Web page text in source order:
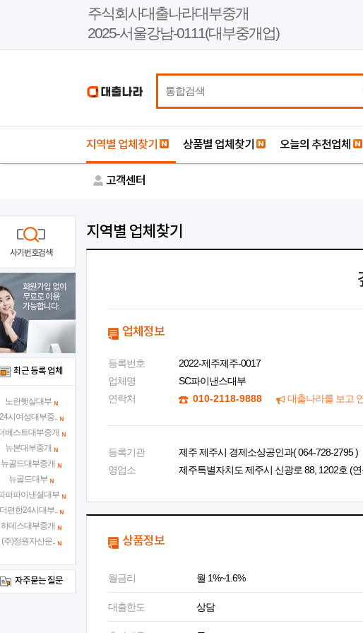
주식회사대출나라대부중개
2025-서울강남-0111(대부중개업)
지역별 업체찾기 상품별 업체찾기 오늘의 추천업체
고객센터
지역별 업체찾기
업체정보
등록번호
2022-제주제주-0017
업체명
SC파이낸스대부
연락처
010-2118-9888 대출나라를 보고
등록기관
제주 제주시 경제소상공인과( 064-728-2795 )
영업소
제주특별자치도 제주시 신광로 88, 1202호 (
상품정보
월금리 월 1%~1.6%
대출한도 상담
사기번호검색
회원가입 없이
무료로 이용
가능합니다.
최근 등록 업체
노란햇살대부
시여성대부중..
베스트대부중개
뉴본대부중개
뉴골드대부중개
뉴골드대부
파파이낸셜대부
편한24시대부..
하데스대부중개
(주)정원자산운..
자주묻는 질문